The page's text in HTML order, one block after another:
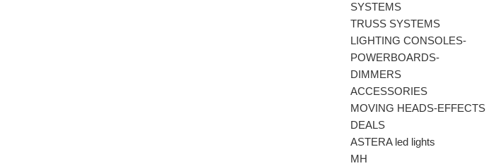
SYSTEMS
TRUSS SYSTEMS
LIGHTING CONSOLES-
POWERBOARDS-
DIMMERS
ACCESSORIES
MOVING HEADS-EFFECTS
DEALS
ASTERA led lights
ΜΗ